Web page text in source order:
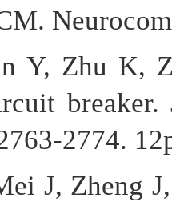
Y, Zhu K,
2774.
J, Zheng